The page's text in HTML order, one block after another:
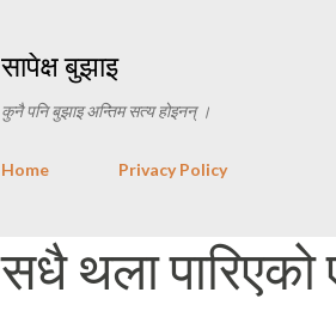
सापेक्ष बुझाइ
कुनै पनि बुझाइ अन्तिम सत्य होइनन् ।
Home Privacy Policy
सधै‌ थला